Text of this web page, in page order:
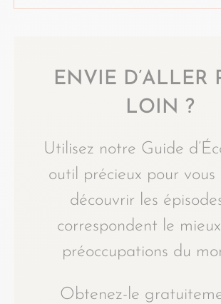
ENVIE D’ALLER
LOIN ?
Utilisez notre Guide
outil précieux pour
découvrir les
correspondent le
préoccupations du
Obtenez-le